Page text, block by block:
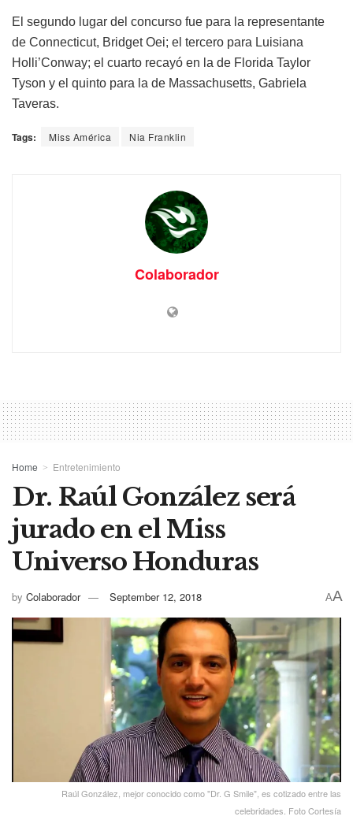
El segundo lugar del concurso fue para la representante
de Connecticut, Bridget Oei; el tercero para Luisiana
Holli’Conway; el cuarto recayó en la de Florida Taylor
Tyson y el quinto para la de Massachusetts, Gabriela
Taveras.
Tags: Miss América Nia Franklin
Colaborador
Home Entretenimiento
Dr. Raúl González será
jurado en el Miss
Universo Honduras
by Colaborador September 12, 2018 AA
Raúl González, mejor conocido como "Dr. G Smile", es cotizado entre las
celebridades. Foto Cortesía